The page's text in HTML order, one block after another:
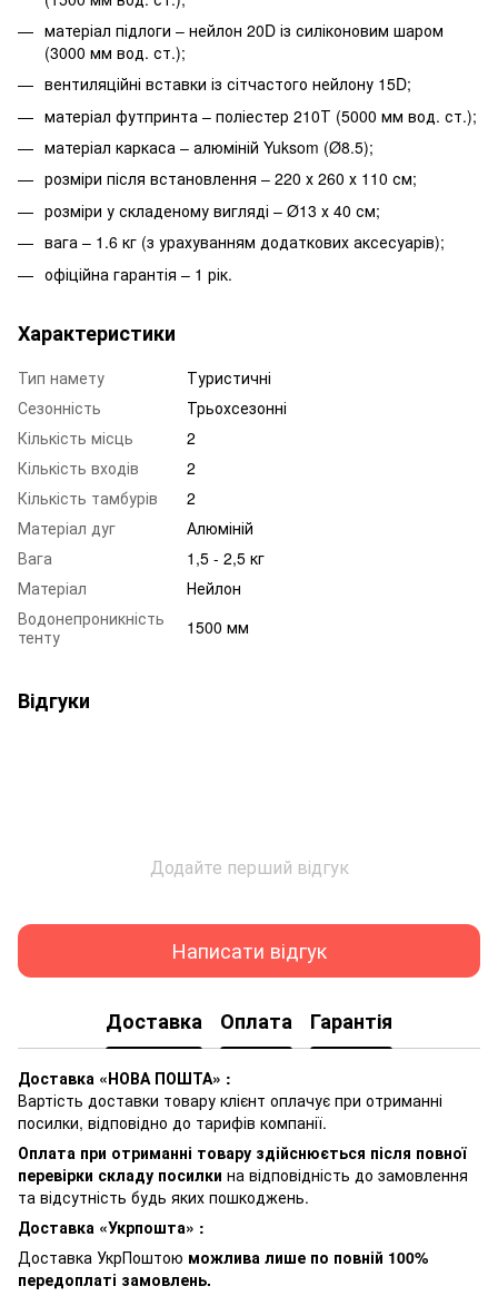
матеріал підлоги – нейлон 20D із силіконовим шаром
(3000 мм вод. ст.);
вентиляційні вставки із сітчастого нейлону 15D;
матеріал футпринта – поліестер 210Т (5000 мм вод. ст.);
матеріал каркаса – алюміній Yuksom (Ø8.5);
розміри після встановлення – 220 х 260 х 110 см;
розміри у складеному вигляді – Ø13 х 40 см;
вага – 1.6 кг (з урахуванням додаткових аксесуарів);
офіційна гарантія – 1 рік.
Характеристики
Тип намету
Туристичні
Сезонність
Трьохсезонні
Кількість місць
2
Кількість входів
2
Кількість тамбурів
2
Матеріал дуг
Алюміній
Вага
1,5 - 2,5 кг
Матеріал
Нейлон
Водонепроникність
тенту
1500 мм
Відгуки
Додайте перший відгук
Написати відгук
Доставка Оплата Гарантія
Доставка «НОВА ПОШТА» :
Вартість доставки товару клієнт оплачує при отриманні
посилки, відповідно до тарифів компанії.
Оплата при отриманні товару здійснюється після повної
перевірки складу посилки на відповідність до замовлення
та відсутність будь яких пошкоджень.
Доставка «Укрпошта» :
Доставка УкрПоштою можлива лише по повній 100%
передоплаті замовлень.